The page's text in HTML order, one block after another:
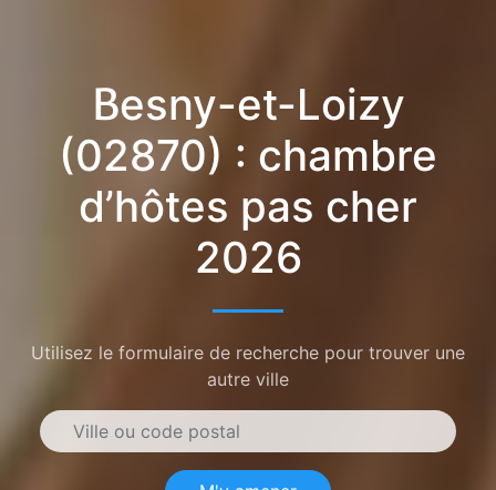
Besny-et-Loizy
(02870) : chambre
d’hôtes pas cher
2026
Utilisez le formulaire de recherche pour trouver une
autre ville